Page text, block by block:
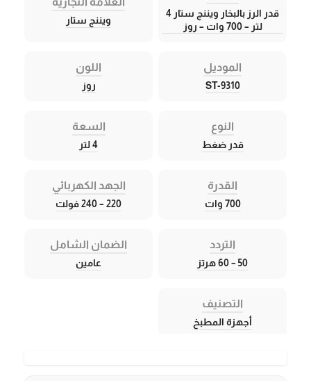
قدر الرز بالبخار ويننج ستار 4
لتر – 700 وات – روز
ويننج ستار
الموديل
ST-9310
اللون
روز
النوع
قدر ضغط
السعة
4 لتر
القدرة
700 وات
الجهد الكهربائي
220 – 240 فولت
التردد
50 – 60 هرتز
الضمان الشامل
عامين
التصنيف
أجهزة المطبخ